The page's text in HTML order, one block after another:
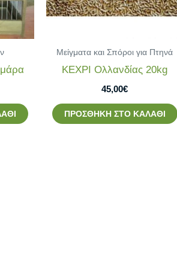
Μείγματα και Σπόροι για Πτηνά
ΚΕΧΡΙ Ολλανδίας 20kg
45,00€
ΠΡΟΣΘΉΚΗ ΣΤΟ ΚΑΛΆΘΙ